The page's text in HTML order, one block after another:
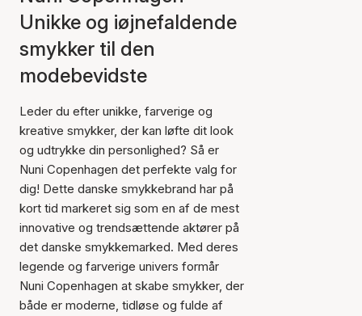
Unikke og iøjnefaldende
smykker til den
modebevidste
Leder du efter unikke, farverige og
kreative smykker, der kan løfte dit look
og udtrykke din personlighed? Så er
Nuni Copenhagen det perfekte valg for
dig! Dette danske smykkebrand har på
kort tid markeret sig som en af de mest
innovative og trendsættende aktører på
det danske smykkemarked. Med deres
legende og farverige univers formår
Nuni Copenhagen at skabe smykker, der
både er moderne, tidløse og fulde af